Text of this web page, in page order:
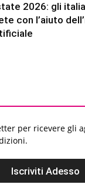
2026: gli
con l’aiuto
per ricevere gli